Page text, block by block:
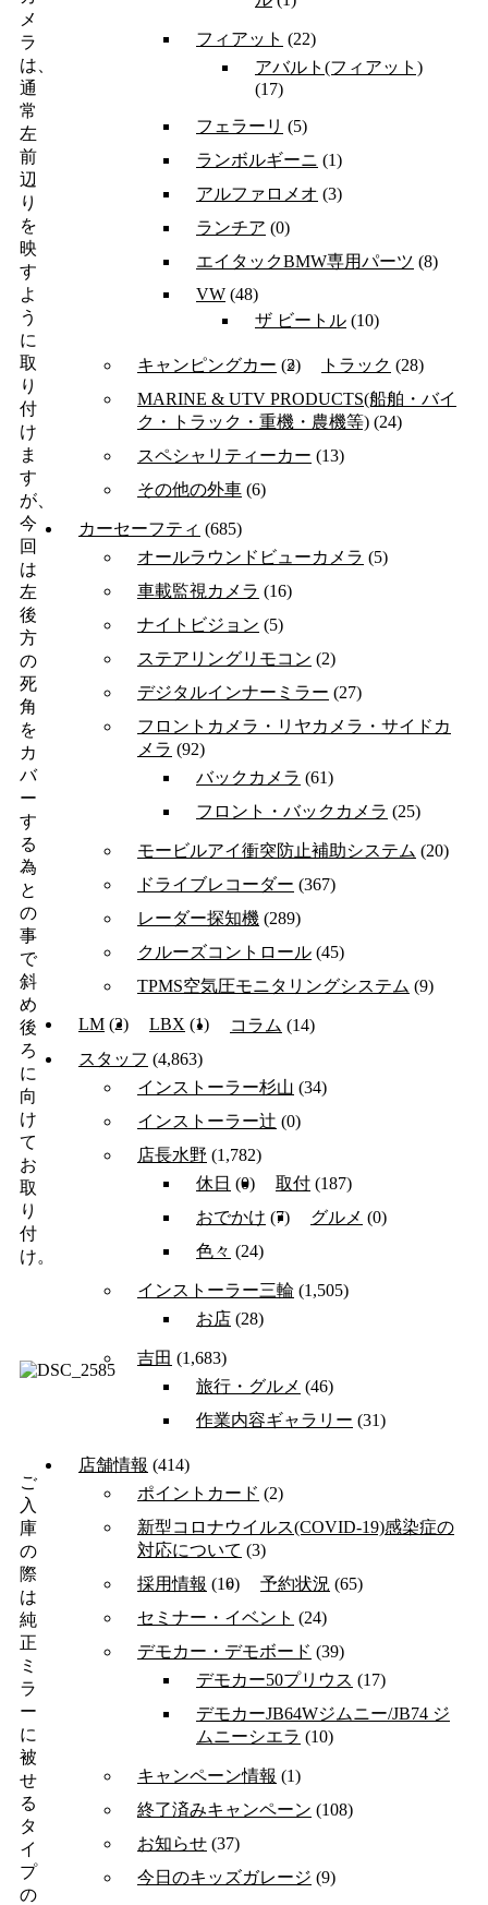
メ
ラ
は、
通
常
左
前
辺
り
を
映
す
よ
う
に
取
り
付
け
ま
す
が、
今
回
は
左
後
方
の
死
角
を
カ
バ
ー
す
る
為
と
の
事
で
斜
め
後
ろ
に
向
け
て
お
取
り
付
け。
ご
入
庫
の
際
は
純
正
ミ
ラ
ー
に
被
せ
る
タ
イ
プ
の
フィアット (22)
アバルト(フィアット)
(17)
フェラーリ (5)
ランボルギーニ (1)
アルファロメオ (3)
ランチア (0)
エイタックBMW専用パーツ (8)
VW (48)
ザ ビートル (10)
キャンピングカー (2) トラック (28)
MARINE & UTV PRODUCTS(船舶・バイ
ク・トラック・重機・農機等) (24)
スペシャリティーカー (13)
その他の外車 (6)
カーセーフティ (685)
オールラウンドビューカメラ (5)
車載監視カメラ (16)
ナイトビジョン (5)
ステアリングリモコン (2)
デジタルインナーミラー (27)
フロントカメラ・リヤカメラ・サイドカ
メラ (92)
バックカメラ (61)
フロント・バックカメラ (25)
モービルアイ衝突防止補助システム (20)
ドライブレコーダー (367)
レーダー探知機 (289)
クルーズコントロール (45)
TPMS空気圧モニタリングシステム (9)
LM (2) LBX (1) コラム (14)
スタッフ (4,863)
インストーラー杉山 (34)
インストーラー辻 (0)
店長水野 (1,782)
休日 (0) 取付 (187)
おでかけ (7) グルメ (0)
色々 (24)
インストーラー三輪 (1,505)
お店 (28)
吉田 (1,683)
旅行・グルメ (46)
作業内容ギャラリー (31)
店舗情報 (414)
ポイントカード (2)
新型コロナウイルス(COVID-19)感染症の
対応について (3)
採用情報 (10) 予約状況 (65)
セミナー・イベント (24)
デモカー・デモボード (39)
デモカー50プリウス (17)
デモカーJB64Wジムニー/JB74 ジ
ムニーシエラ (10)
キャンペーン情報 (1)
終了済みキャンペーン (108)
お知らせ (37)
今日のキッズガレージ (9)